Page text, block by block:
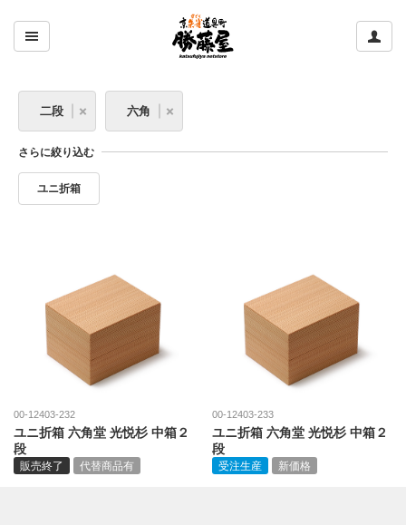
ここをクリックして左のメニューを開閉する
二段 六角
さらに絞り込む
ユニ折箱
00-12403-232
ユニ折箱 六角堂 光悦杉 中箱２
段
販売終了 代替商品有
00-12403-233
ユニ折箱 六角堂 光悦杉 中箱２
段
受注生産 新価格